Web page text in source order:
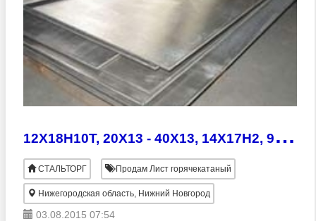
1
2Х18Н10Т, 20Х13 - 40Х13, 14Х17Н2, 95Х18, У8-У10 и многое другое
СТАЛЬТОРГ Продам Лист горячекатаный
Нижегородская область, Нижний Новгород
03.08.2015 07:54